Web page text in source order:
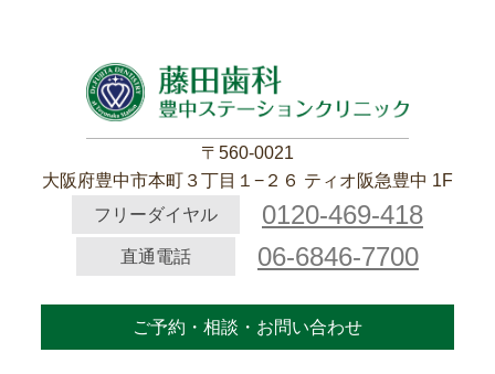
〒560-0021
大阪府豊中市本町３丁目１−２６ ティオ阪急豊中 1F
フリーダイヤル
0120-469-418
直通電話 06-6846-7700
ご予約・相談・お問い合わせ